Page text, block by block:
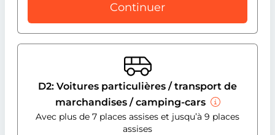
Continuer
D2: Voitures particulières / transport de
marchandises / camping-cars
Avec plus de 7 places assises et jusqu’à 9 places
assises